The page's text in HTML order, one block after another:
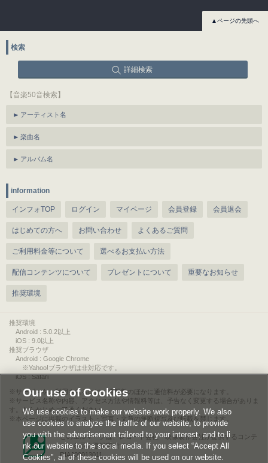
▲ページの先頭へ
検索
詳細検索
【音楽50音検索】
アーティスト名
楽曲名
アルバム名
information
インフォTOP ログイン マイページ 会員登録 会員退会
はじめての方へ お問い合わせ よくあるご質問
ご利用料金等について 選べるお支払い方法
配信コンテンツについて プレゼントについて 重要なお知らせ
推奨環境
推奨環境
Android : 5.0.2以上
iOS : 9.0以上
推奨ブラウザ
Android : Google Chrome
※Yahoo!ブラウザは非対応です。
iOS : Safari
サービスをご利用されるには、情報料のほかに通信料が必要になります。
サービス名称や内容、アクセス方法や情報料等は、予告なく変更する場合がありま
す。あらかじめご了承ください。
本ページに掲載のイラスト・写真・文章の無断複写及び転載を禁じます。
このエルマークは、レコード会社・映像製作会社が提供するコンテ
ンツを示す登録商標です。
RIAJ00013011
Our use of Cookies
We use cookies to make our website work properly. We also
use cookies to analyze the traffic of our website, to provide
you with the advertisement tailored to your interest, and to li
nk our website to the social media. If you select “Accept All
Cookies”, all of these cookies will be used on our website.